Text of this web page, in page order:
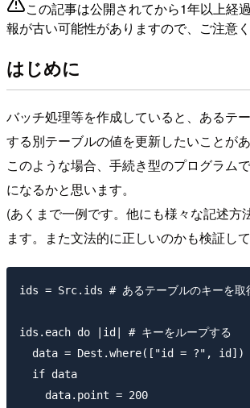
この記事は公開されてから1年以上経
報が古い可能性がありますので、ご注意く
はじめに
バッチ処理等を作成していると、あるテ
する別テーブルの値を更新したいことがあ
このような場合、手続き型のプログラム
になるかと思います。
(あくまで一例です。他にも様々な記述方
ます。また文法的に正しいのかも検証し
ids = Src.ids # あるテーブルのキーを取得
ids.each do |id| # キーをループする
data = Dest.where(["id = ?", id]) #
  if data
    data.point = 200